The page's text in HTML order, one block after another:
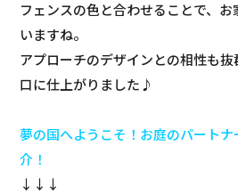
フェンスの色と合わせることで、
いますね。
アプローチのデザインとの相性も
口に仕上がりました♪
夢の国へようこそ！お庭のパート
介！
↓↓↓